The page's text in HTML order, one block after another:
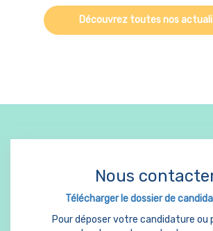
Découvrez toutes nos
Nous
Télécharger le dossier de
Pour déposer votre candidature ou